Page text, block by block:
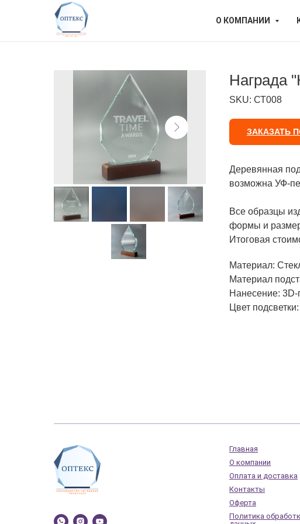
О КОМПАНИИ
Награда
SKU: СТ008
ЗАКАЗАТЬ
Деревянная
возможна УФ-
Все образцы
формы и
Итоговая
Материал:
Материал
Нанесение: 3D-
Цвет
Главная
О компании
Оплата и доставка
Контакты
Оферта
Политика